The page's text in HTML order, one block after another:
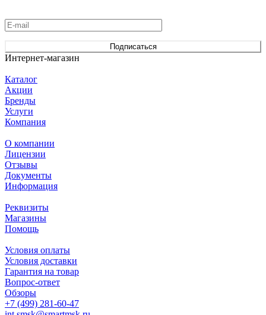
Подписаться
Интернет-магазин
Каталог
Акции
Бренды
Услуги
Компания
О компании
Лицензии
Отзывы
Документы
Информация
Реквизиты
Магазины
Помощь
Условия оплаты
Условия доставки
Гарантия на товар
Вопрос-ответ
Обзоры
+7 (499) 281-60-47